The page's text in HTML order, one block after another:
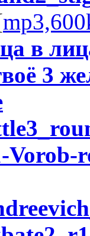
в
3
Vorob-